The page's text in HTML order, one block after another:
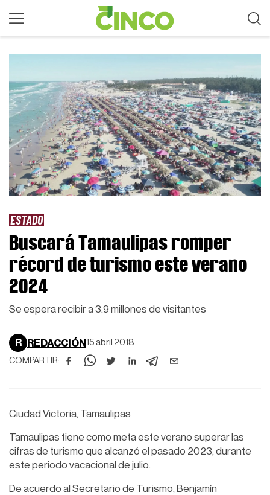
ESTADO
Buscará Tamaulipas romper
récord de turismo este verano
2024
Se espera recibir a 3.9 millones de visitantes
R REDACCIÓN 15 abril 2018
COMPARTIR:
Ciudad Victoria, Tamaulipas
Tamaulipas tiene como meta este verano superar las
cifras de turismo que alcanzó el pasado 2023, durante
este periodo vacacional de julio.
De acuerdo al Secretario de Turismo, Benjamín